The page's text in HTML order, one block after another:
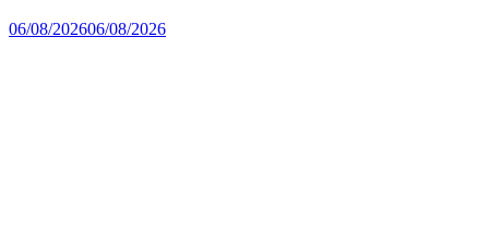
06/08/202606/08/2026